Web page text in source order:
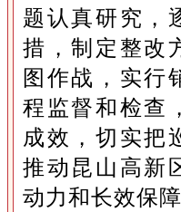
题认真研究，
措，制定整改
图作战，实行
程监督和检查
成效，切实把
推动昆山高新
动力和长效保障